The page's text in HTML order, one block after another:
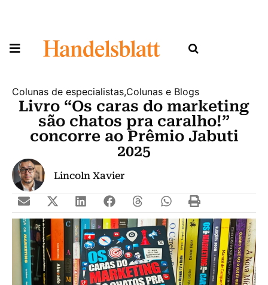
Colunas de especialistas,Colunas e Blogs
Livro “Os caras do marketing
são chatos pra caralho!”
concorre ao Prêmio Jabuti
2025
Lincoln Xavier